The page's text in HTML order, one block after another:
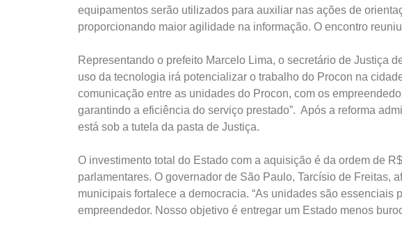
equipamentos serão utilizados para auxiliar nas ações de
proporcionando maior agilidade na informação. O encontro
Representando o prefeito Marcelo Lima, o secretário de Justiça
uso da tecnologia irá potencializar o trabalho do Procon na
comunicação entre as unidades do Procon, com os
garantindo a eficiência do serviço prestado”. Após a reforma
está sob a tutela da pasta de Justiça.
O investimento total do Estado com a aquisição é da ordem de
parlamentares. O governador de São Paulo, Tarcísio de Freitas,
municipais fortalece a democracia. “As unidades são essenciais
empreendedor. Nosso objetivo é entregar um Estado menos